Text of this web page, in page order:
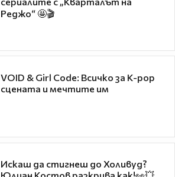
Реджо“ 🤩🎬
VOID & Girl Code: Всичко за K-pop
сцената и мечтите им
Искаш да стигнеш до Холивуд?